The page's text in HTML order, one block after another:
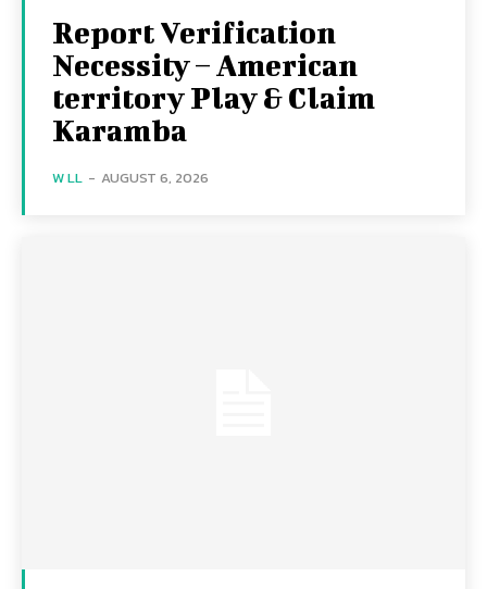
Report Verification
Necessity – American
territory Play & Claim
Karamba
W LL - AUGUST 6, 2026